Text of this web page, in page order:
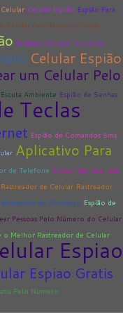
Celular Espião Espião Para
Celular Pelo Numero Gratis
Rastrear Celular Pelo Imei
Celular Espião
um Celular Pelo
Ambiente Espião de Senhas
Teclas
Espião de Comandos Sms
Aplicativo Para
de Telefone Como Rastrear Uma
de Celular Rastreador
Rasteador de Whatsapp Espião de
Pessoas Pelo Número do Celular
o Melhor Rastreador de Celular
Espiao
Espiao Gratis
Pelo Numero